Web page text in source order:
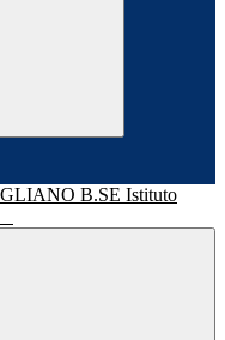
Istituto